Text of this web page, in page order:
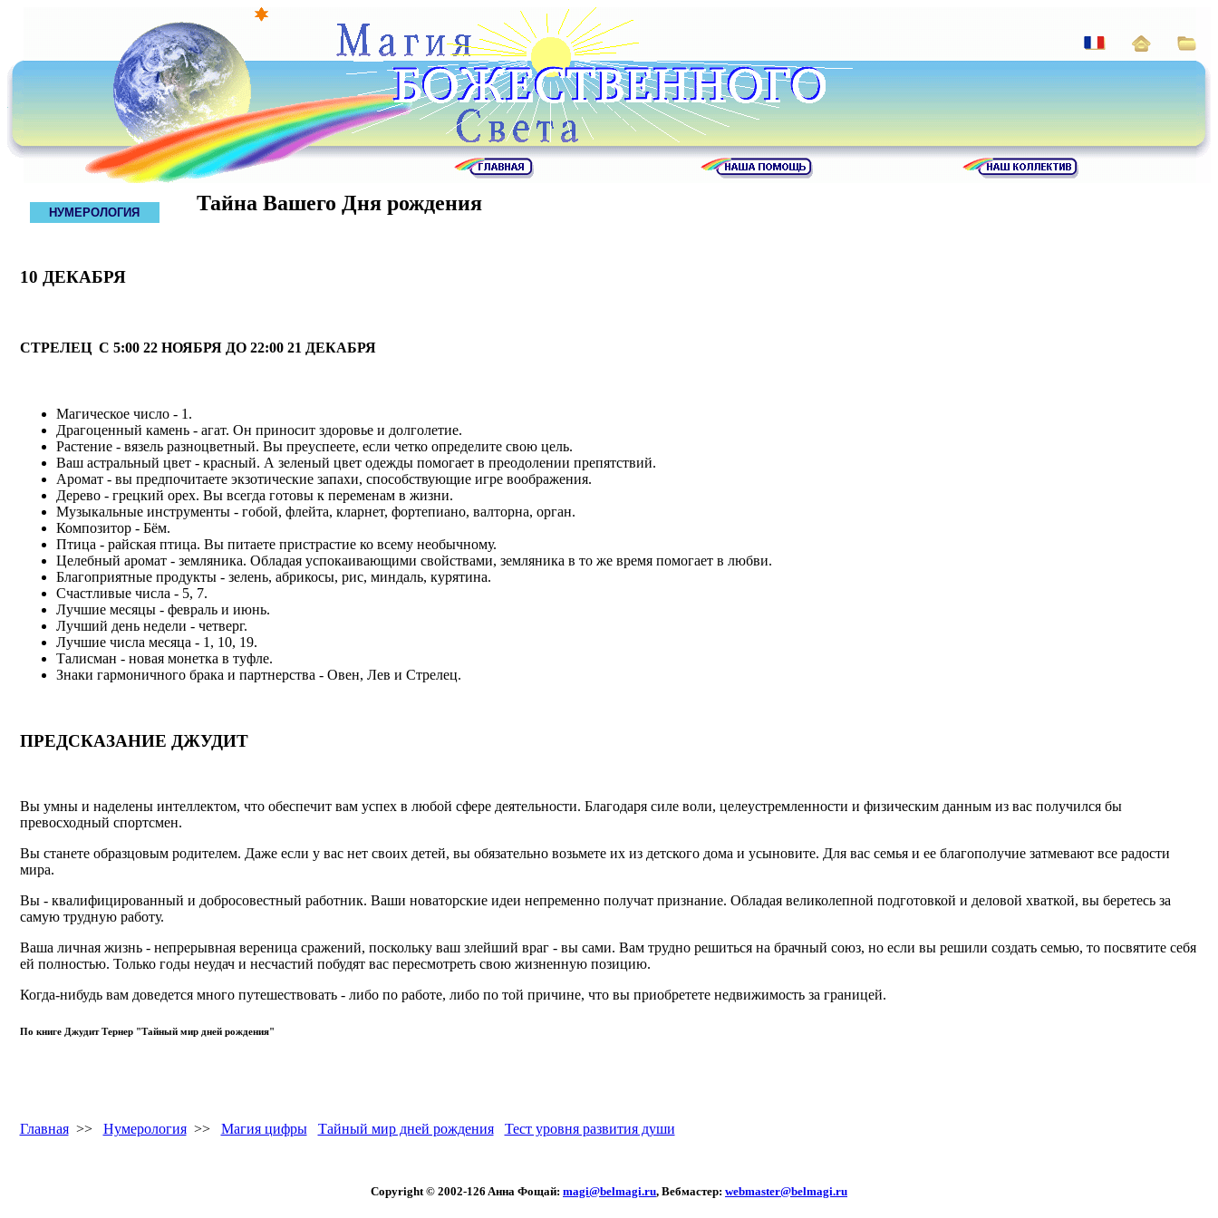
НУМЕРОЛОГИЯ Тайна Вашего Дня рождения
10 ДЕКАБРЯ
СТРЕЛЕЦ С 5:00 22 НОЯБРЯ ДО 22:00 21 ДЕКАБРЯ
Магическое число - 1.
Драгоценный камень - агат. Он приносит здоровье и долголетие.
Растение - вязель разноцветный. Вы преуспеете, если четко определите свою цель.
Ваш астральный цвет - красный. А зеленый цвет одежды помогает в преодолении препятствий.
Аромат - вы предпочитаете экзотические запахи, способствующие игре воображения.
Дерево - грецкий орех. Вы всегда готовы к переменам в жизни.
Музыкальные инструменты - гобой, флейта, кларнет, фортепиано, валторна, орган.
Композитор - Бём.
Птица - райская птица. Вы питаете пристрастие ко всему необычному.
Целебный аромат - земляника. Обладая успокаивающими свойствами, земляника в то же время помогает в любви.
Благоприятные продукты - зелень, абрикосы, рис, миндаль, курятина.
Счастливые числа - 5, 7.
Лучшие месяцы - февраль и июнь.
Лучший день недели - четверг.
Лучшие числа месяца - 1, 10, 19.
Талисман - новая монетка в туфле.
Знаки гармоничного брака и партнерства - Овен, Лев и Стрелец.
ПРЕДСКАЗАНИЕ ДЖУДИТ
Вы умны и наделены интеллектом, что обеспечит вам успех в любой сфере деятельности. Благодаря силе воли, целеустремленности и физическим данным из вас получился бы
превосходный спортсмен.
Вы станете образцовым родителем. Даже если у вас нет своих детей, вы обязательно возьмете их из детского дома и усыновите. Для вас семья и ее благополучие затмевают все радости
мира.
Вы - квалифицированный и добросовестный работник. Ваши новаторские идеи непременно получат признание. Обладая великолепной подготовкой и деловой хваткой, вы беретесь за
самую трудную работу.
Ваша личная жизнь - непрерывная вереница сражений, поскольку ваш злейший враг - вы сами. Вам трудно решиться на брачный союз, но если вы решили создать семью, то посвятите себя
ей полностью. Только годы неудач и несчастий побудят вас пересмотреть свою жизненную позицию.
Когда-нибудь вам доведется много путешествовать - либо по работе, либо по той причине, что вы приобретете недвижимость за границей.
По книге Джудит Тернер "Тайный мир дней рождения"
Главная>> Нумерология>> Магия цифры Тайный мир дней рождения Тест уровня развития души
Copyright © 2002-126 Aннa Фoщaй: magi@belmagi.ru, Вебмастер: webmaster@belmagi.ru